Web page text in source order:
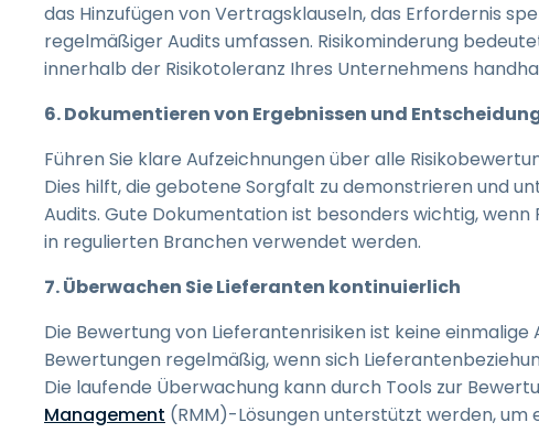
das Hinzufügen von Vertragsklauseln, das Erfordernis
regelmäßiger Audits umfassen. Risikominderung
innerhalb der Risikotoleranz Ihres Unternehmens
6. Dokumentieren von Ergebnissen und
Führen Sie klare Aufzeichnungen über alle
Dies hilft, die gebotene Sorgfalt zu demonstrieren und
Audits. Gute Dokumentation ist besonders wichtig,
in regulierten Branchen verwendet werden.
7. Überwachen Sie Lieferanten kontinuierlich
Die Bewertung von Lieferantenrisiken ist keine
Bewertungen regelmäßig, wenn sich
Die laufende Überwachung kann durch Tools zur
Management (RMM)-Lösungen unterstützt werden,